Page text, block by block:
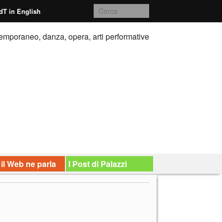
in English
danza, opera, arti performative
Web ne parla I Post di Palazzi